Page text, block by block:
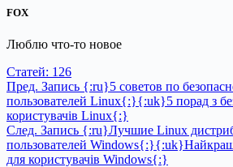
FOX
Люблю что-то новое
Статей: 126
Пред. Запись {:ru}5 советов по
пользователей Linux{:}{:uk}5 порад з
користувачів Linux{:}
След. Запись {:ru}Лучшие Linux
пользователей
для користувачів Windows{:}